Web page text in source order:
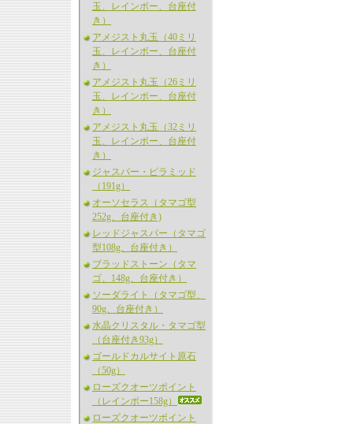
玉、レインボー、台座付
き）
アメジスト丸玉（40ミリ
玉、レインボー、台座付
き）
アメジスト丸玉（26ミリ
玉、レインボー、台座付
き）
アメジスト丸玉（32ミリ
玉、レインボー、台座付
き）
ジャスパー・ピラミッド
（191g）
オーソセラス（タマゴ型
252g、台座付き)
レッドジャスパー（タマゴ
型108g、台座付き）
ブラッドストーン（タマ
ゴ、148g、台座付き）
ソーダライト（タマゴ型、
90g、台座付き）
水晶クリスタル・タマゴ型
（台座付き93g）
ゴールドカルサイト原石
（50g）
ローズクオーツポイント
（レインボー158g）
ローズクオーツポイント